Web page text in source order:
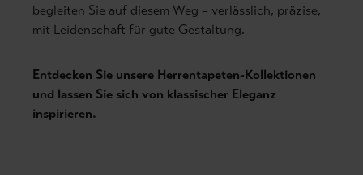
begleiten Sie auf diesem Weg – verlässlich, präzise,
mit Leidenschaft für gute Gestaltung.
Entdecken Sie unsere Herrentapeten-Kollektionen
und lassen Sie sich von klassischer Eleganz
inspirieren.